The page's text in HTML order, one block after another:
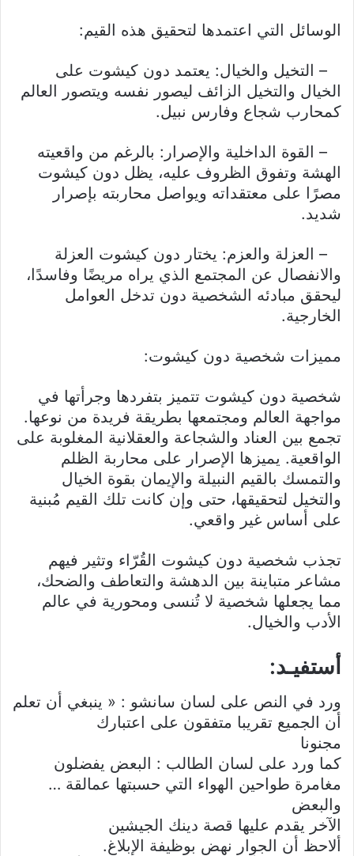
الوسائل التي اعتمدها لتحقيق هذه القيم:
– التخيل والخيال: يعتمد دون كيشوت على
الخيال والتخيل الزائف ليصور نفسه ويتصور العالم
كمحارب شجاع وفارس نبيل.
– القوة الداخلية والإصرار: بالرغم من واقعيته
الهشة وتفوق الظروف عليه، يظل دون كيشوت
مصرًا على معتقداته ويواصل محاربته بإصرار
شديد.
– العزلة والعزم: يختار دون كيشوت العزلة
والانفصال عن المجتمع الذي يراه مريضًا وفاسدًا،
ليحقق مبادئه الشخصية دون تدخل العوامل
الخارجية.
مميزات شخصية دون كيشوت:
شخصية دون كيشوت تتميز بتفردها وجرأتها في
مواجهة العالم ومجتمعها بطريقة فريدة من نوعها.
تجمع بين العناد والشجاعة والعقلانية المغلوبة على
الواقعية. يميزها الإصرار على محاربة الظلم
والتمسك بالقيم النبيلة والإيمان بقوة الخيال
والتخيل لتحقيقها، حتى وإن كانت تلك القيم مُبنية
على أساس غير واقعي.
تجذب شخصية دون كيشوت القُرّاء وتثير فيهم
مشاعر متباينة بين الدهشة والتعاطف والضحك،
مما يجعلها شخصية لا تُنسى ومحورية في عالم
الأدب والخيال.
أستفيـد:
ورد في النص على لسان سانشو : « ينبغي أن تعلم
أن الجميع تقريبا متفقون على اعتبارك
مجنونا
كما ورد على لسان الطالب : البعض يفضلون
مغامرة طواحين الهواء التي حسبتها عمالقة …
والبعض
الآخر يقدم عليها قصة دينك الجيشين
ألاحظ أن الجوار نهض بوظيفة الإبلاغ.